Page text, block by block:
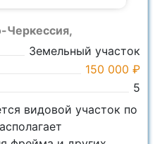
Черкессия,
Земельный участок
150 000 ₽
5
видовой участок по